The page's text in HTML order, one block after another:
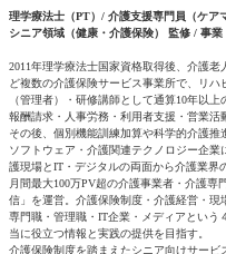
理学療法士（PT）/ 介護支援専門員（ケア
シニア領域（健康・介護保険） 監修 / 事
2011年理学療法士国家資格取得後、介護
ど複数の介護保険サービス事業所で、リ
（管理者）・研修講師として通算10年以
報酬請求・人事労務・利用者支援・営業活
その後、個別機能訓練加算や科学的介護
ソフトウェア・介護関連テクノロジー企
護現場とIT・デジタルの両面から介護業界
月間最大100万PV超の介護事業者・介護
信」を運営。介護保険制度・介護経営・現
専門職・管理職・IT企業・メディアという
当に役立つ情報と実践の提供を目指す。
介護保険制度を踏まえたシニア向けサー